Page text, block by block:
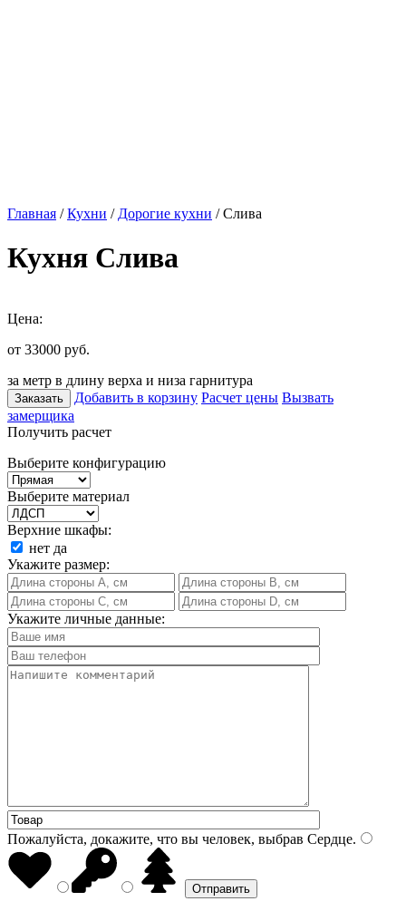
Главная /Кухни / Дорогие кухни / Слива
Кухня Слива
Цена:
от 33000 руб.
за метр в длину верха и низа гарнитура
Заказать Добавить в корзину Расчет цены Вызвать
замерщика
Получить расчет
Выберите конфигурацию
Выберите материал
Верхние шкафы:
нет да
Укажите размер:
Укажите личные данные:
Пожалуйста, докажите, что вы человек, выбрав Сердце.